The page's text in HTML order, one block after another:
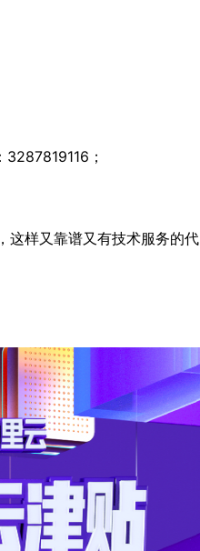
；
这样又靠谱又有技术服务的代